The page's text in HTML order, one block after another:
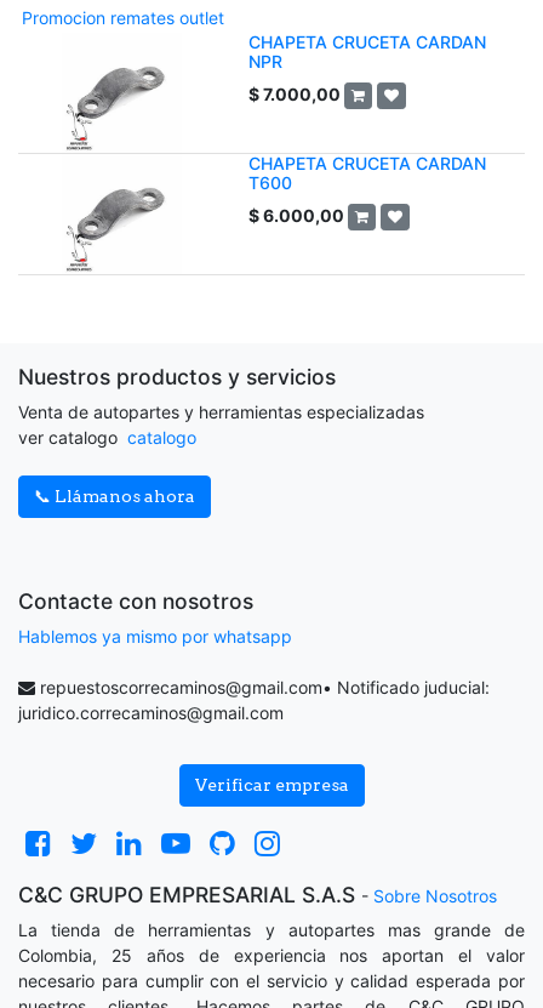
Promocion remates outlet
CHAPETA CRUCETA CARDAN
NPR
$7.000,00
CHAPETA CRUCETA CARDAN
T600
$6.000,00
Nuestros productos y servicios
Venta de autopartes y herramientas especializadas
ver catalogo catalogo
📞 Llámanos ahora
Contacte con nosotros
Hablemos ya mismo por whatsapp
repuestoscorrecaminos@gmail.com• Notificado juducial:
juridico.correcaminos@gmail.com
Verificar empresa
C&C GRUPO EMPRESARIAL S.A.S - Sobre Nosotros
La tienda de herramientas y autopartes mas grande de
Colombia, 25 años de experiencia nos aportan el valor
necesario para cumplir con el servicio y calidad esperada por